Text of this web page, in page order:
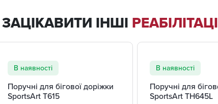
ІНШІ
В наявності
Поручні для бігової доріжки
SportsArt T615
В наявності
Поручні для
SportsArt TH645L